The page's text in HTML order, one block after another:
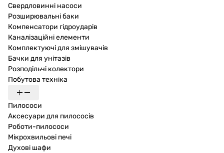
Свердловинні насоси
Розширювальні баки
Компенсатори гідроударів
Каналізаційні елементи
Комплектуючі для змішувачів
Бачки для унітазів
Розподільчі колектори
Побутова техніка
Пилососи
Аксесуари для пилососів
Роботи-пилососи
Мікрохвильові печі
Духові шафи